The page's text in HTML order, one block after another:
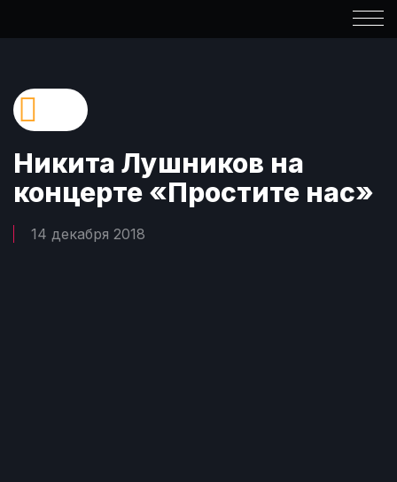
Никита Лушников на
концерте «Простите нас»
14 декабря 2018